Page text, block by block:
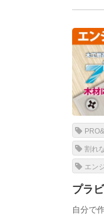
割れ
エン
プラ
自分で